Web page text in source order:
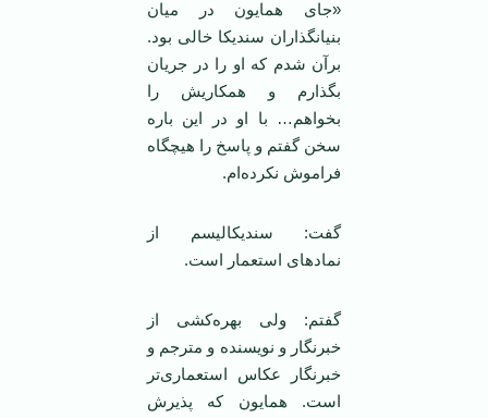
«جای همایون در میان
بنیانگذاران سندیکا خالی بود.
برآن شدم که او را در جریان
بگذارم و همکاریش را
بخواهم… با او در این باره
سخن گفتم و پاسخ را هیچگاه
فراموش نکرده‌ام.
گفت: سندیکالیسم از
نمادهای استعمار است.
گفتم: ولی بهره‌کشی از
خبرنگار و نویسنده و مترجم و
خبرنگار عکاس استعماری‌تر
است. همایون که پذیرش